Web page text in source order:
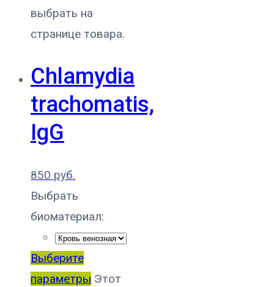
выбрать на
странице товара.
Chlamydia
trachomatis,
IgG
850 руб.
Выбрать
биоматериал:
Выберите
параметры Этот